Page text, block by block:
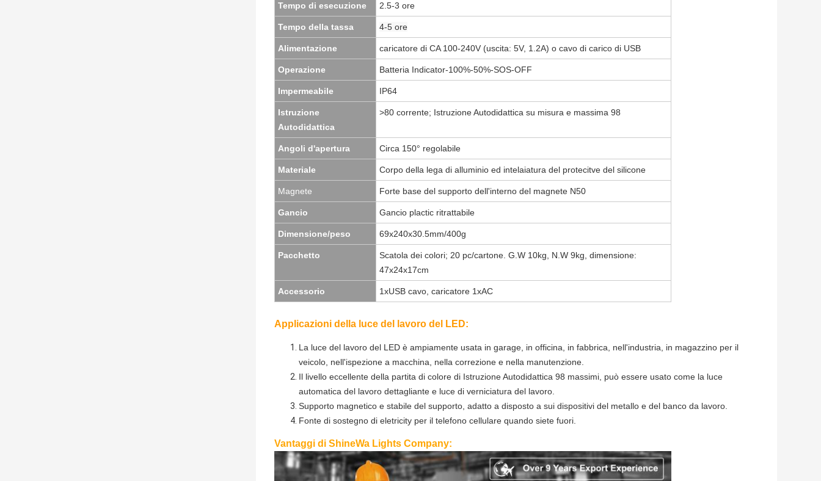
Tempo di esecuzione 2.5-3 ore
Tempo della tassa 4-5 ore
Alimentazione caricatore di CA 100-240V (uscita: 5V, 1.2A) o cavo di carico di USB
Operazione Batteria Indicator-100%-50%-SOS-OFF
Impermeabile IP64
Istruzione
Autodidattica
>80 corrente; Istruzione Autodidattica su misura e massima 98
Angoli d'apertura Circa 150° regolabile
Materiale Corpo della lega di alluminio ed intelaiatura del protecitve del silicone
Magnete Forte base del supporto dell'interno del magnete N50
Gancio Gancio plactic ritrattabile
Dimensione/peso 69x240x30.5mm/400g
Pacchetto
Scatola dei colori; 20 pc/cartone. G.W 10kg, N.W 9kg, dimensione:
47x24x17cm
Accessorio 1xUSB cavo, caricatore 1xAC
Applicazioni della luce del lavoro del LED:
La luce del lavoro del LED è ampiamente usata in garage, in officina, in fabbrica, nell'industria, in magazzino per il
veicolo, nell'ispezione a macchina, nella correzione e nella manutenzione.
Il livello eccellente della partita di colore di Istruzione Autodidattica 98 massimi, può essere usato come la luce
automatica del lavoro dettagliante e luce di verniciatura del lavoro.
Supporto magnetico e stabile del supporto, adatto a disposto a sui dispositivi del metallo e del banco da lavoro.
Fonte di sostegno di eletricity per il telefono cellulare quando siete fuori.
Vantaggi di ShineWa Lights Company: